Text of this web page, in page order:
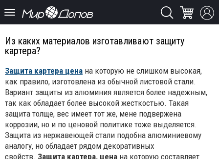
Из каких материалов изготавливают защиту
картера?
Защита картера цена на которую не слишком высокая,
как правило, изготовлена из обычной листовой стали.
Вариант защиты из алюминия является более надежным,
так как обладает более высокой жесткостью. Такая
защита толще, вес имеет тот же, мене подвержена
коррозии, но и по ценовой политике тоже выделяется.
Защита из нержавеющей стали подобна алюминиевому
аналогу, но обладает рядом декоративных
свойств. Защита картера, цена на которую составляет